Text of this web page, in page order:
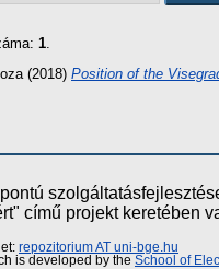
1.
(2018) Position of the
című projekt keretében
repozitorium AT uni-bge.hu
is developed by the School of